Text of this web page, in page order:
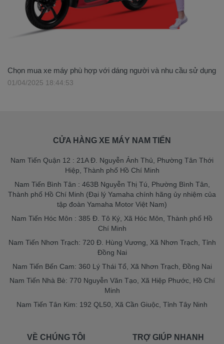
Chọn mua xe máy phù hợp với dáng người và nhu cầu sử dụng
01/04/2025 18:44:53
CỬA HÀNG XE MÁY NAM TIẾN
Nam Tiến Quận 12 : 21A Đ. Nguyễn Ảnh Thủ, Phường Tân Thới
Hiệp, Thành phố Hồ Chí Minh
Nam Tiến Bình Tân : 463B Nguyễn Thị Tú, Phường Bình Tân,
Thành phố Hồ Chí Minh (Đại lý Yamaha chính hãng ủy nhiệm của
tập đoàn Yamaha Motor Việt Nam)
Nam Tiến Hóc Môn : 385 Đ. Tô Ký, Xã Hóc Môn, Thành phố Hồ
Chí Minh
Nam Tiến Nhơn Trạch: 720 Đ. Hùng Vương, Xã Nhơn Trạch, Tỉnh
Đồng Nai
Nam Tiến Bến Cam: 360 Lý Thái Tổ, Xã Nhơn Trạch, Đồng Nai
Nam Tiến Nhà Bè: 770 Nguyễn Văn Tạo, Xã Hiệp Phước, Hồ Chí
Minh
Nam Tiến Tân Kim: 192 QL50, Xã Cần Giuộc, Tỉnh Tây Ninh
VỀ CHÚNG TÔI TRỢ GIÚP NHANH